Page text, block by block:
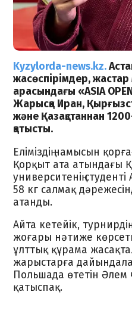
Kyzylorda-news.kz.
жасөспірімдер,
арасындағы «ASIA
Жарысқа Иран,
және Қазақстаннан
қатысты.
Еліміздің намысын
Қорқыт ата атындағы
университенің
58 кг салмақ
атанды.
Айта кетейік,
жоғары нәтиже
ұлттық құрама
жарыстарға
Польшада өтетін
қатыспақ.